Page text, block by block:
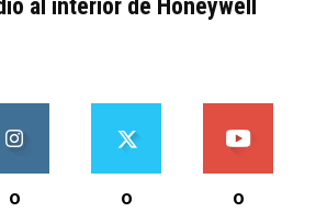
al interior de Honeywell
0 0 0